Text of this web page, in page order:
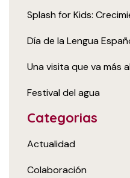
Splash for Kids:
Día de la Lengua
Una visita que va más
Festival del agua
Categorias
Actualidad
Colaboración